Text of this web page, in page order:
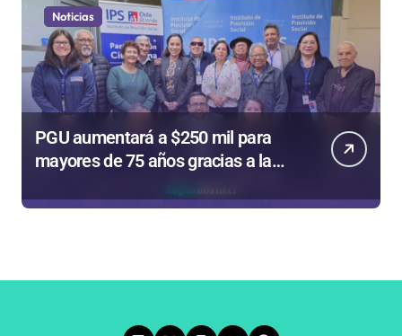
Noticias
PGU aumentará a $250 mil para
mayores de 75 años gracias a la
reforma aprobada el 2025